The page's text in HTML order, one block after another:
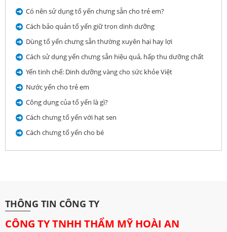
Có nên sử dụng tổ yến chưng sẵn cho trẻ em?
Cách bảo quản tổ yến giữ trọn dinh dưỡng
Dùng tổ yến chưng sẵn thường xuyên hại hay lợi
Cách sử dụng yến chưng sẵn hiệu quả, hấp thu dưỡng chất
Yến tinh chế: Dinh dưỡng vàng cho sức khỏe Việt
Nước yến cho trẻ em
Công dụng của tổ yến là gì?
Cách chưng tổ yến với hạt sen
Cách chưng tổ yến cho bé
THÔNG TIN CÔNG TY
CÔNG TY TNHH THẨM MỸ HOÀI AN